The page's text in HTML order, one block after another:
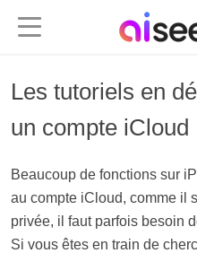
Les tutoriels en
un compte iCloud
Beaucoup de fonctions sur
au compte iCloud, comme il
privée, il faut parfois besoin
Si vous êtes en train de